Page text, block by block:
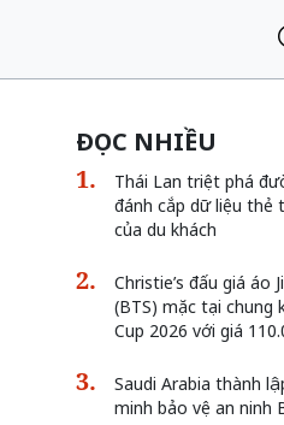
ĐỌC NHIỀU
Thái Lan triệt phá
đánh cắp dữ liệu thẻ
của du khách
Christie’s đấu giá áo
(BTS) mặc tại chung
Cup 2026 với giá
Saudi Arabia thành
minh bảo vệ an ninh